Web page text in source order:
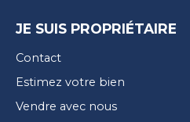
JE SUIS PROPRIÉTAIRE
Contact
Estimez votre bien
Vendre avec nous